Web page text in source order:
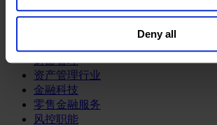
general collection and use of personal
Deny all
投资银行、企业银行与金融市场
数字化资产、加密货币与Web 3行业
财富管理
资产管理行业
金融科技
零售金融服务
风控职能